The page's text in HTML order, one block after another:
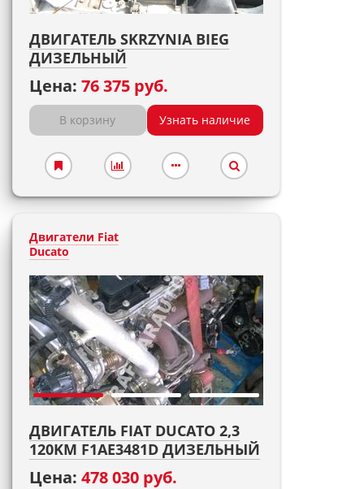
ДВИГАТЕЛЬ SKRZYNIA BIEG
ДИЗЕЛЬНЫЙ
Цена: 76 375 руб.
В корзину Узнать наличие
Двигатели Fiat
Ducato
ДВИГАТЕЛЬ FIAT DUCATO 2,3
120KM F1AE3481D ДИЗЕЛЬНЫЙ
Цена: 478 030 руб.